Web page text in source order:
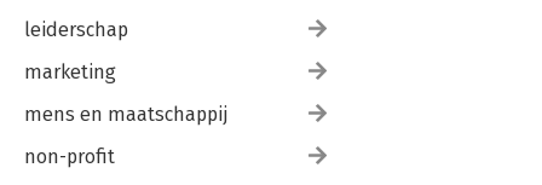
leiderschap
marketing
mens en maatschappij
non-profit